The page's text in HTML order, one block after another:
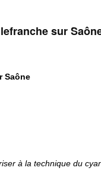
sur
Saône
à la technique du